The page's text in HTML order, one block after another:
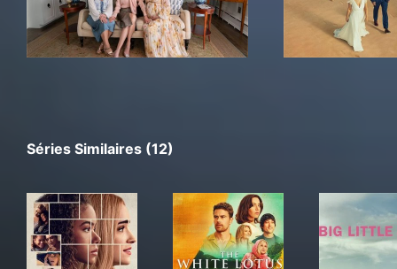
Séries Similaires (12)